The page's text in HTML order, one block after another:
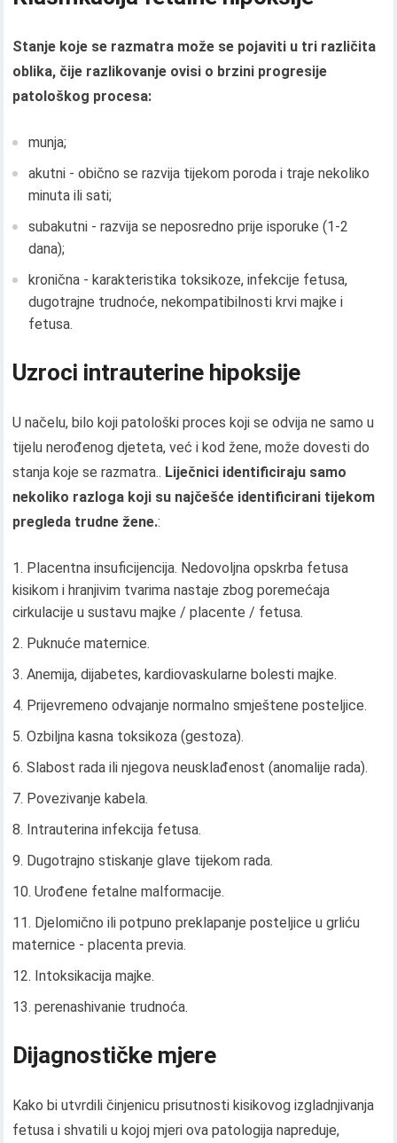
Stanje koje se razmatra može se pojaviti u tri različita
oblika, čije razlikovanje ovisi o brzini progresije
patološkog procesa:
munja;
akutni - obično se razvija tijekom poroda i traje nekoliko
minuta ili sati;
subakutni - razvija se neposredno prije isporuke (1-2
dana);
kronična - karakteristika toksikoze, infekcije fetusa,
dugotrajne trudnoće, nekompatibilnosti krvi majke i
fetusa.
Uzroci intrauterine hipoksije
U načelu, bilo koji patološki proces koji se odvija ne samo u
tijelu nerođenog djeteta, već i kod žene, može dovesti do
stanja koje se razmatra.. Liječnici identificiraju samo
nekoliko razloga koji su najčešće identificirani tijekom
pregleda trudne žene.:
Placentna insuficijencija. Nedovoljna opskrba fetusa
kisikom i hranjivim tvarima nastaje zbog poremećaja
cirkulacije u sustavu majke / placente / fetusa.
Puknuće maternice.
Anemija, dijabetes, kardiovaskularne bolesti majke.
Prijevremeno odvajanje normalno smještene posteljice.
Ozbiljna kasna toksikoza (gestoza).
Slabost rada ili njegova neusklađenost (anomalije rada).
Povezivanje kabela.
Intrauterina infekcija fetusa.
Dugotrajno stiskanje glave tijekom rada.
Urođene fetalne malformacije.
Djelomično ili potpuno preklapanje posteljice u grliću
maternice - placenta previa.
Intoksikacija majke.
perenashivanie trudnoća.
Dijagnostičke mjere
Kako bi utvrdili činjenicu prisutnosti kisikovog izgladnjivanja
fetusa i shvatili u kojoj mjeri ova patologija napreduje,